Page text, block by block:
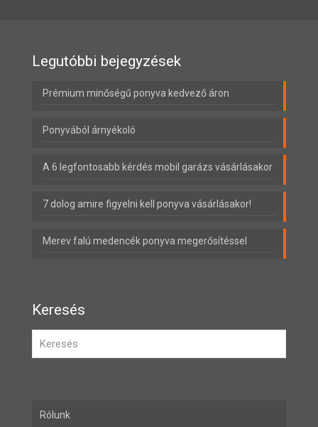
Legutóbbi bejegyzések
Prémium minőségű ponyva kedvező áron
Ponyvából árnyékoló
A 6 legfontosabb kérdés mobil garázs vásárlásakor
7 dolog amire figyelni kell ponyva vásárlásakor!
Merev falú medencék ponyva megerősítéssel
Keresés
Rólunk